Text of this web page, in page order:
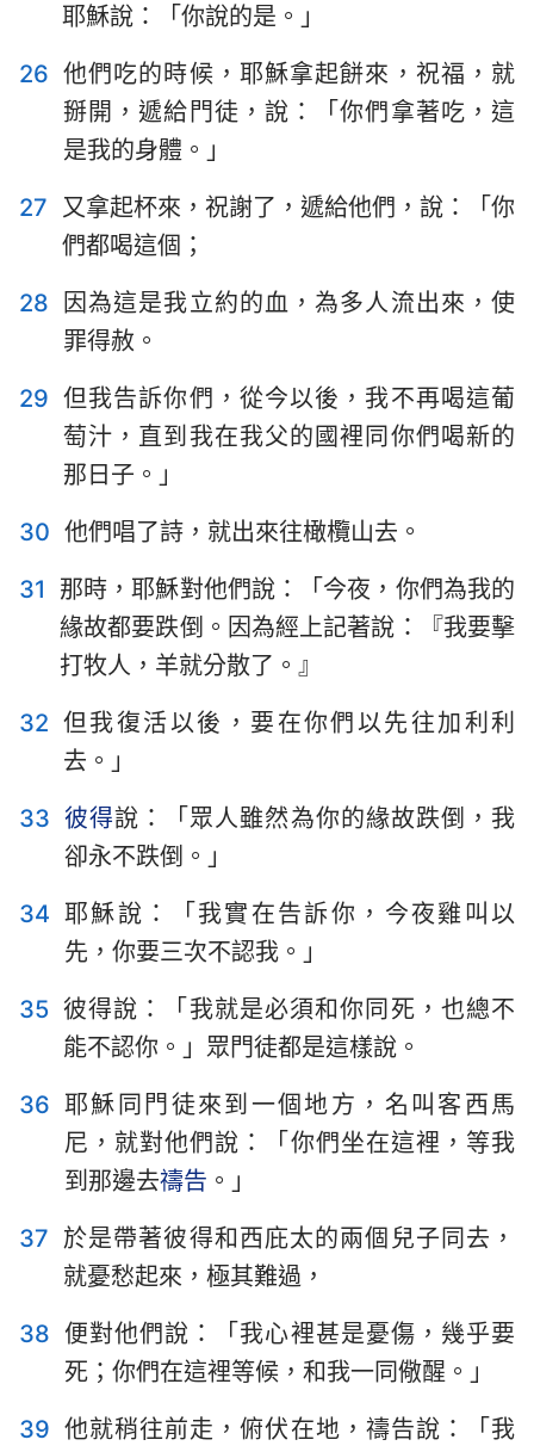
耶穌說：「你說的是。」
26 他們吃的時候，耶穌拿起餅來，祝福，就
掰開，遞給門徒，說：「你們拿著吃，這
是我的身體。」
27 又拿起杯來，祝謝了，遞給他們，說：「你
們都喝這個；
28
因為這是我立約的血，為多人流出來，使
罪得赦。
29 但我告訴你們，從今以後，我不再喝這葡
萄汁，直到我在我父的國裡同你們喝新的
那日子。」
30 他們唱了詩，就出來往橄欖山去。
31
那時，耶穌對他們說：「今夜，你們為我的
緣故都要跌倒。因為經上記著說：『我要擊
打牧人，羊就分散了。』
32 但我復活以後，要在你們以先往加利利
去。」
33 彼得說：「眾人雖然為你的緣故跌倒，我
卻永不跌倒。」
34 耶穌說：「我實在告訴你，今夜雞叫以
先，你要三次不認我。」
35 彼得說：「我就是必須和你同死，也總不
能不認你。」眾門徒都是這樣說。
36 耶穌同門徒來到一個地方，名叫客西馬
尼，就對他們說：「你們坐在這裡，等我
到那邊去禱告 。」
37 於是帶著彼得和西庇太的兩個兒子同去，
就憂愁起來，極其難過，
38 便對他們說：「我心裡甚是憂傷，幾乎要
死；你們在這裡等候，和我一同儆醒。」
39 他就稍往前走，俯伏在地，禱告說：「我